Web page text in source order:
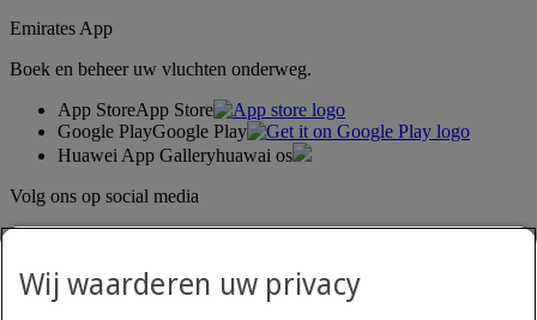
Emirates App
Boek en beheer uw vluchten onderweg.
App StoreApp Store
Google PlayGoogle Play
Huawei App Galleryhuawai os
Volg ons op social media
Wij waarderen uw privacy